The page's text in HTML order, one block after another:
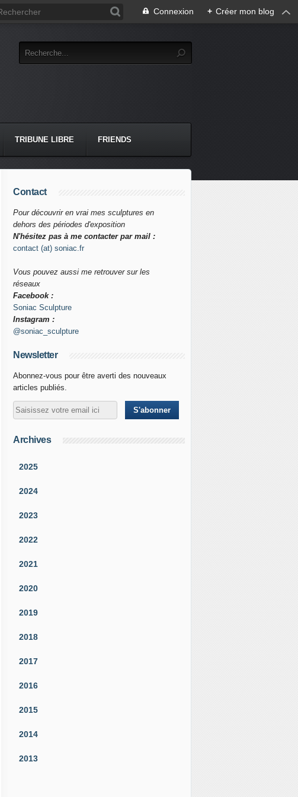
Connexion + Créer mon blog
TRIBUNE LIBRE FRIENDS
Contact
Pour découvrir en vrai mes sculptures en
dehors des périodes d'exposition
N'hésitez pas à me contacter par mail :
contact (at) soniac.fr
Vous pouvez aussi me retrouver sur les
réseaux
Facebook :
Soniac Sculpture
Instagram :
@soniac_sculpture
Newsletter
Abonnez-vous pour être averti des nouveaux
articles publiés.
Archives
2025
2024
2023
2022
2021
2020
2019
2018
2017
2016
2015
2014
2013